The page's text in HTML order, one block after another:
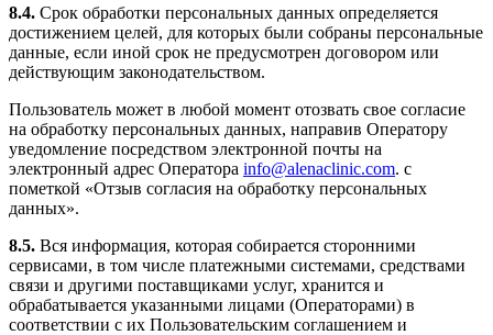
8.4. Срок обработки персональных данных определяется
достижением целей, для которых были собраны персональные
данные, если иной срок не предусмотрен договором или
действующим законодательством.
Пользователь может в любой момент отозвать свое согласие
на обработку персональных данных, направив Оператору
уведомление посредством электронной почты на
электронный адрес Оператора info@alenaclinic.com. с
пометкой «Отзыв согласия на обработку персональных
данных».
8.5. Вся информация, которая собирается сторонними
сервисами, в том числе платежными системами, средствами
связи и другими поставщиками услуг, хранится и
обрабатывается указанными лицами (Операторами) в
соответствии с их Пользовательским соглашением и